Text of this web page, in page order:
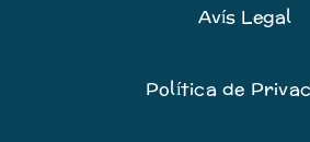
Avís Legal
Política de